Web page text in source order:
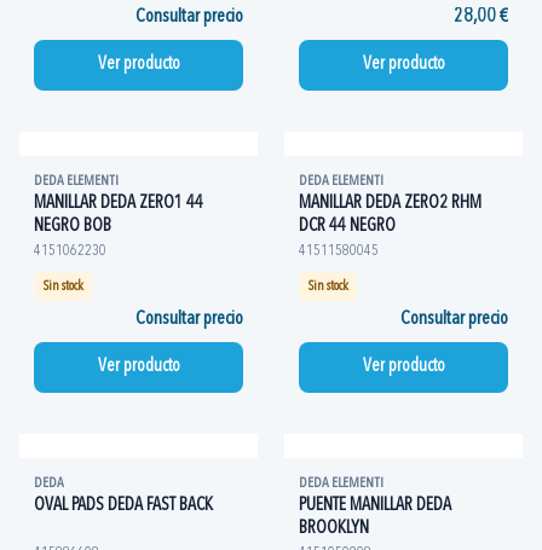
Consultar precio
Ver producto
28,00 €
Ver producto
DEDA ELEMENTI
MANILLAR DEDA ZERO1 44
NEGRO BOB
4151062230
Sin stock
Consultar precio
Ver producto
DEDA ELEMENTI
MANILLAR DEDA ZERO2 RHM
DCR 44 NEGRO
41511580045
Sin stock
Consultar precio
Ver producto
DEDA
OVAL PADS DEDA FAST BACK
DEDA ELEMENTI
PUENTE MANILLAR DEDA
BROOKLYN